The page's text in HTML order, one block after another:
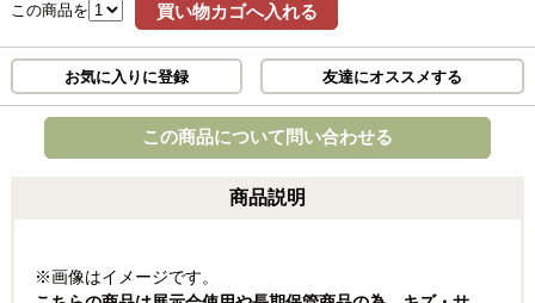
この商品を 買い物カゴへ入れる
お気に入りに登録 友達にオススメする
この商品について問い合わせる
商品説明
※画像はイメージです。